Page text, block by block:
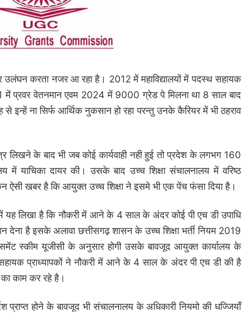
करता नजर आ रहा है। 2012 में महाविद्यालयों में पदस्थ सहायक
में प्रवर वेतनमान एवम 2024 में 9000 ग्रेड पे मिलना था 8 साल बाद
इन्हें ना सिर्फ आर्थिक नुकसान हो रहा परन्तु उनके कैरियर में भी ठहराव
लिखने के बाद भी जब कोई कार्यवाही नही हुई तो प्रदेश के लगभग 160
में याचिका दायर की। उसके बाद उच्च शिक्षा संचालनालय में वरिष्ठ
ऐसी खबर है कि आयुक्त उच्च शिक्षा ने इसमे भी एक पेंच फंसा दिया है।
यह लिखा है कि नौकरी में आने के 4 साल के अंदर कोई पी एच डी उपाधि
देना है इसके अलावा छत्तीसगढ़ शासन के उच्च शिक्षा भर्ती नियम 2019
स्कीम यूजीसी के अनुसार होगी उसके बावजूद आयुक्त कार्यालय के
प्राध्यापकों ने नौकरी में आने के 4 साल के अंदर पी एच डी की है
काम कर रहे है।
प्राप्त होने के बावजूद भी संचालनालय के अधिकारी नियमो की धज्जियाँ